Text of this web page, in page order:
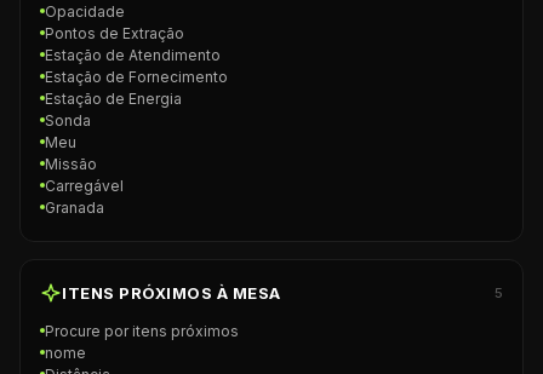
Opacidade
Pontos de Extração
Estação de Atendimento
Estação de Fornecimento
Estação de Energia
Sonda
Meu
Missão
Carregável
Granada
ITENS PRÓXIMOS À MESA 5
Procure por itens próximos
nome